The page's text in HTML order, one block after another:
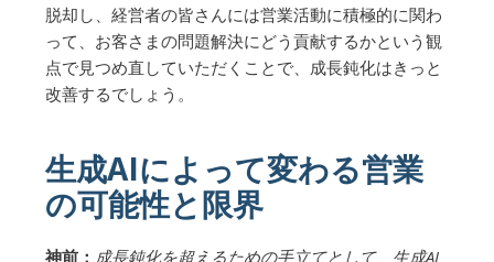
脱却し、経営者の皆さんには営業活動に積極的に関わ
って、お客さまの問題解決にどう貢献するかという観
点で見つめ直していただくことで、成長鈍化はきっと
改善するでしょう。
生成AIによって変わる営業
の可能性と限界
神前： 成長鈍化を超えるための手立てとして、生成AI